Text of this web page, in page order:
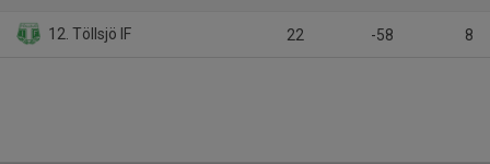
12. Töllsjö IF 22 -58 8